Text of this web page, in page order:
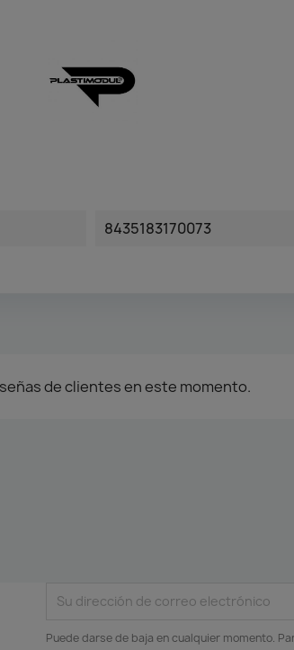
8435183170073
de clientes en este momento.
Puede darse de baja en cualquier momento.